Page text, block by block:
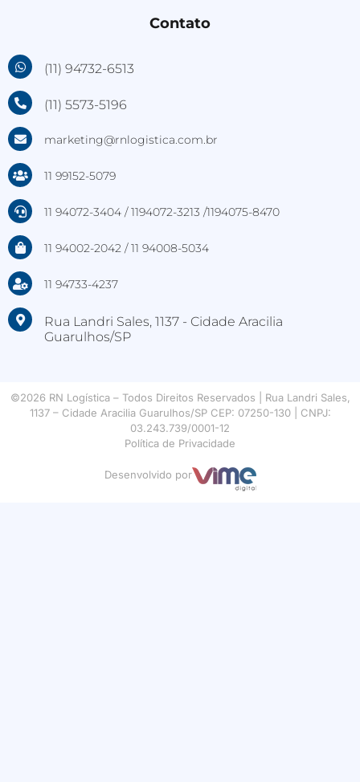
Contato
(11) 94732-6513
(11) 5573-5196
marketing@rnlogistica.com.br
11 99152-5079
11 94072-3404 / 1194072-3213 /1194075-8470
11 94002-2042 / 11 94008-5034
11 94733-4237
Rua Landri Sales, 1137 - Cidade Aracilia
Guarulhos/SP
©2026 RN Logística – Todos Direitos Reservados | Rua Landri Sales,
1137 – Cidade Aracilia Guarulhos/SP CEP: 07250-130 | CNPJ:
03.243.739/0001-12
Política de Privacidade
Desenvolvido por